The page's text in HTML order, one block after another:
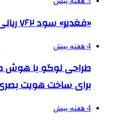
«فغدیر» سود ۷۶۲ ریالی تقسیم کرد
4 هفته پیش
طراحی لوگو با هوش
برای ساخت هویت
4 هفته پیش